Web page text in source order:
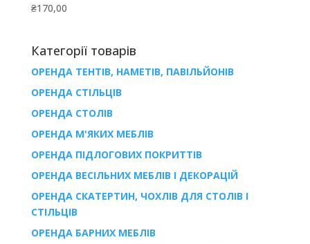
₴170,00
Категорії товарів
ОРЕНДА ТЕНТІВ, НАМЕТІВ, ПАВІЛЬЙОНІВ
ОРЕНДА СТІЛЬЦІВ
ОРЕНДА СТОЛІВ
ОРЕНДА М'ЯКИХ МЕБЛІВ
ОРЕНДА ПІДЛОГОВИХ ПОКРИТТІВ
ОРЕНДА ВЕСІЛЬНИХ МЕБЛІВ І ДЕКОРАЦІЙ
ОРЕНДА СКАТЕРТИН, ЧОХЛІВ ДЛЯ СТОЛІВ І
СТІЛЬЦІВ
ОРЕНДА БАРНИХ МЕБЛІВ